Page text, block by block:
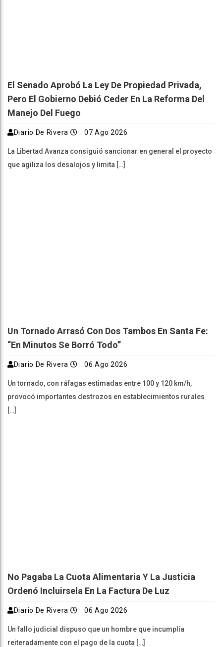
El Senado Aprobó La Ley De Propiedad Privada,
Pero El Gobierno Debió Ceder En La Reforma Del
Manejo Del Fuego
Diario De Rivera 07 Ago 2026
La Libertad Avanza consiguió sancionar en general el proyecto
que agiliza los desalojos y limita […]
Un Tornado Arrasó Con Dos Tambos En Santa Fe:
“En Minutos Se Borró Todo”
Diario De Rivera 06 Ago 2026
Un tornado, con ráfagas estimadas entre 100 y 120 km/h,
provocó importantes destrozos en establecimientos rurales
[…]
No Pagaba La Cuota Alimentaria Y La Justicia
Ordenó Incluirsela En La Factura De Luz
Diario De Rivera 06 Ago 2026
Un fallo judicial dispuso que un hombre que incumplía
reiteradamente con el pago de la cuota […]